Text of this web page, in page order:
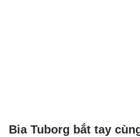
Bia Tuborg bắt tay